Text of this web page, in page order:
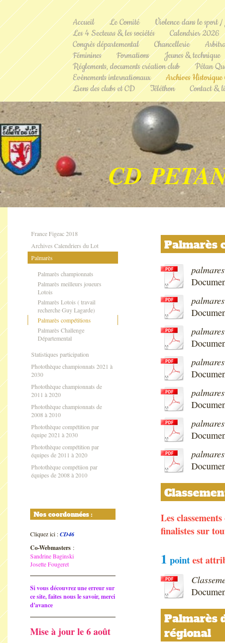
Accueil Le Comité
Violence dans le sport
Les 4 Secteurs & les sociétés
Calendrier 2026
Congrès départemental
Chancellerie
Féminines
Formations
Jeunes & technique
Réglements, documents création club
Pétan
Evènements internationaux
Archives
Liens des clubs et CD
Téléthon Contact &
CD
France Figeac 2018
Archives Calendriers du Lot
Palmarès
Palmarès championnats
Palmarès meilleurs joueurs
Lotois
Palmarès Lotois ( travail
recherche Guy Lagarde)
Palmarès compétitions
Palmarès Challenge
Départemental
Statistiques participation
Photothèque championnats 2021 à
2030
Photothèque championnats de
2011 à 2020
Photothèque championnats de
2008 à 2010
Photothèque compétition par
équipe 2021 à 2030
Photothèque compétition par
équipes de 2011 à 2020
Photothèque compétiion par
équipes de 2008 à 2010
Nos coordonnées :
Cliquez ici :CD46
Co-Webmasters :
Sandrine Baginski
Josette Fougeret
Si vous découvrez une erreur sur
ce site, faites nous le savoir, merci
d'avance
Mise à jour le 6 août
Palmarès
Les
finalistes sur
1 pointest
Palmarès
régional